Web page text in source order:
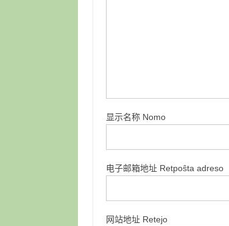
显示名称 Nomo
电子邮箱地址 Retpoŝta adreso
网站地址 Retejo